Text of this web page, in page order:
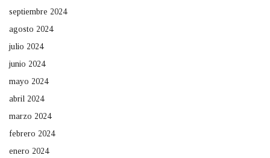
septiembre 2024
agosto 2024
julio 2024
junio 2024
mayo 2024
abril 2024
marzo 2024
febrero 2024
enero 2024